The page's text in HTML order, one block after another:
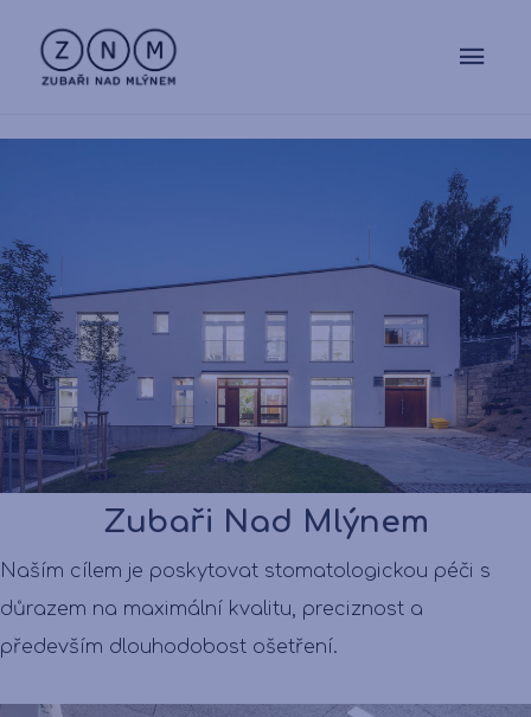
Zubaři Nad Mlýnem
Naším cílem je poskytovat stomatologickou péči s
důrazem na maximální kvalitu, preciznost a
především dlouhodobost ošetření.